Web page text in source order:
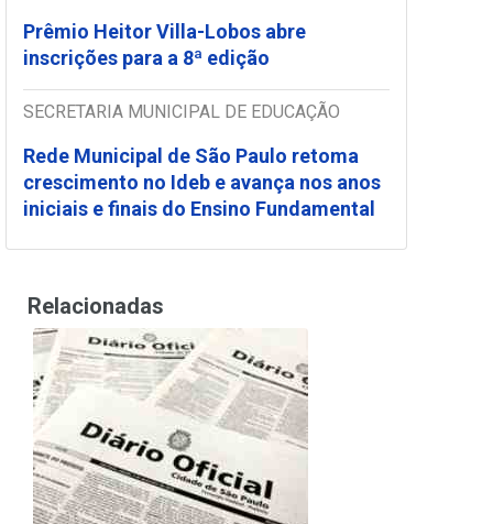
Prêmio Heitor Villa-Lobos abre
inscrições para a 8ª edição
SECRETARIA MUNICIPAL DE EDUCAÇÃO
Rede Municipal de São Paulo retoma
crescimento no Ideb e avança nos anos
iniciais e finais do Ensino Fundamental
Relacionadas